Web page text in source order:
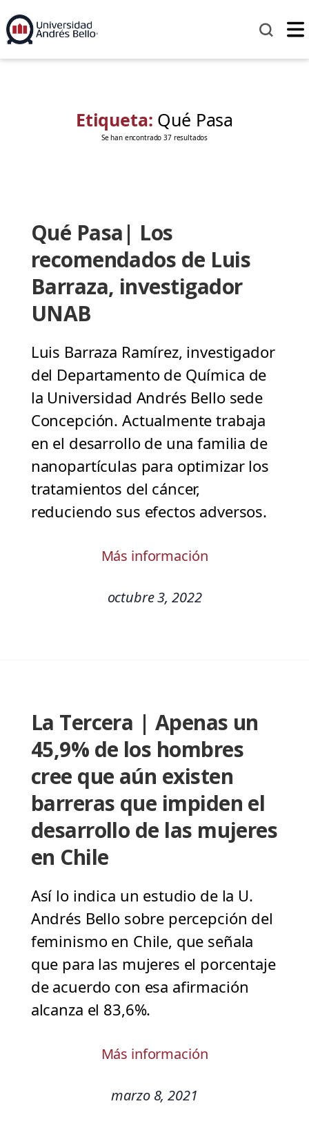
Etiqueta: Qué Pasa
Se han encontrado 37 resultados
Qué Pasa| Los
recomendados de Luis
Barraza, investigador
UNAB
Luis Barraza Ramírez, investigador
del Departamento de Química de
la Universidad Andrés Bello sede
Concepción. Actualmente trabaja
en el desarrollo de una familia de
nanopartículas para optimizar los
tratamientos del cáncer,
reduciendo sus efectos adversos.
Más información
octubre 3, 2022
La Tercera | Apenas un
45,9% de los hombres
cree que aún existen
barreras que impiden el
desarrollo de las mujeres
en Chile
Así lo indica un estudio de la U.
Andrés Bello sobre percepción del
feminismo en Chile, que señala
que para las mujeres el porcentaje
de acuerdo con esa afirmación
alcanza el 83,6%.
Más información
marzo 8, 2021